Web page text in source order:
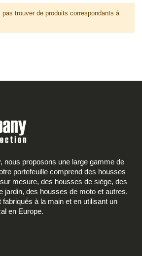
pas trouver de produits correspondants à
nous proposons une large gamme de
portefeuille comprend des housses
mesure, des housses de siège, des
jardin, des housses de moto et autres.
à la main et en utilisant un
en Europe.